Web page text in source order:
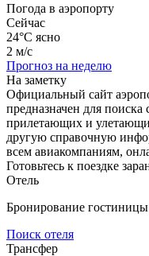
Погода в аэропорту
Сейчас
24°C ясно
2 м/с
Прогноз на неделю
На заметку
Официальный сайт
предназначен для
прилетающих и
другую справочную
всем авиакомпаниям,
Готовьтесь к поездке
Отель
Бронирование
Поиск отеля
Трансфер